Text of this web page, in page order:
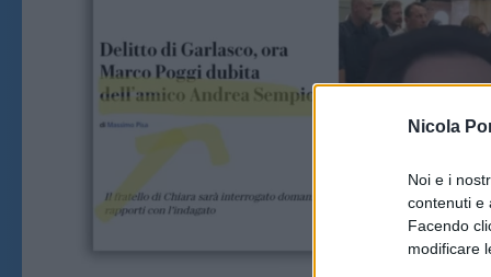
Nicola
Noi e i
contenuti e
Facendo
modificare